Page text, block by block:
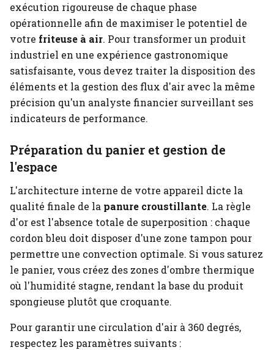
exécution rigoureuse de chaque phase
opérationnelle afin de maximiser le potentiel de
votre friteuse à air. Pour transformer un produit
industriel en une expérience gastronomique
satisfaisante, vous devez traiter la disposition des
éléments et la gestion des flux d'air avec la même
précision qu'un analyste financier surveillant ses
indicateurs de performance.
Préparation du panier et gestion de
l'espace
L'architecture interne de votre appareil dicte la
qualité finale de la panure croustillante. La règle
d'or est l'absence totale de superposition : chaque
cordon bleu doit disposer d'une zone tampon pour
permettre une convection optimale. Si vous saturez
le panier, vous créez des zones d'ombre thermique
où l'humidité stagne, rendant la base du produit
spongieuse plutôt que croquante.
Pour garantir une circulation d'air à 360 degrés,
respectez les paramètres suivants :